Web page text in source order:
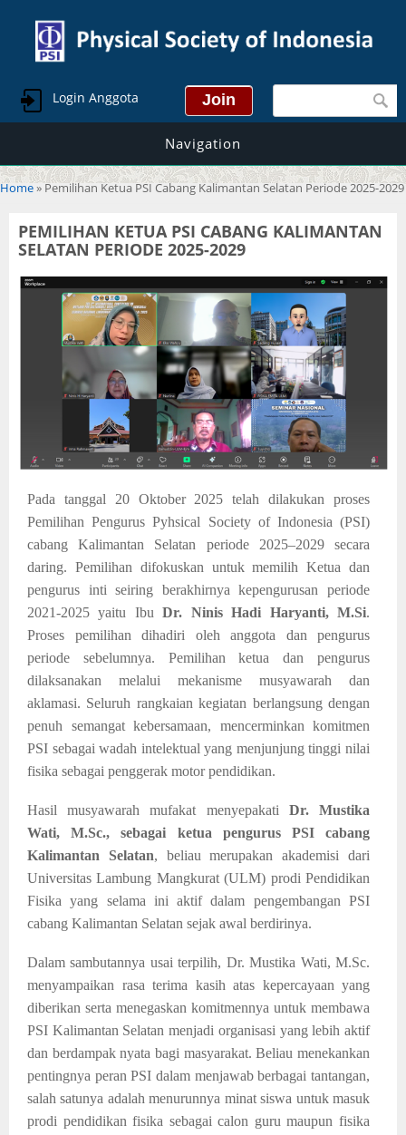
Login Anggota Search form
Navigation
You are here
Home» Pemilihan Ketua PSI Cabang Kalimantan Selatan Periode 2025-2029
PEMILIHAN KETUA PSI CABANG KALIMANTAN
SELATAN PERIODE 2025-2029
Pada tanggal 20 Oktober 2025 telah dilakukan proses
Pemilihan Pengurus Pyhsical Society of Indonesia (PSI)
cabang Kalimantan Selatan periode 2025–2029 secara
daring. Pemilihan difokuskan untuk memilih Ketua dan
pengurus inti seiring berakhirnya kepengurusan periode
2021-2025 yaitu IbuDr. Ninis Hadi Haryanti, M.Si.
Proses pemilihan dihadiri oleh anggota dan pengurus
periode sebelumnya. Pemilihan ketua dan pengurus
dilaksanakan melalui mekanisme musyawarah dan
aklamasi. Seluruh rangkaian kegiatan berlangsung dengan
penuh semangat kebersamaan, mencerminkan komitmen
PSI sebagai wadah intelektual yang menjunjung tinggi nilai
fisika sebagai penggerak motor pendidikan.
Hasil musyawarah mufakat menyepakati Dr. Mustika
Wati, M.Sc., sebagai ketua pengurus PSI cabang
Kalimantan Selatan, beliau merupakan akademisi dari
Universitas Lambung Mangkurat (ULM) prodi Pendidikan
Fisika yang selama ini aktif dalam pengembangan PSI
cabang Kalimantan Selatan sejak awal berdirinya.
Dalam sambutannya usai terpilih, Dr. Mustika Wati, M.Sc.
menyampaikan rasa terima kasih atas kepercayaan yang
diberikan serta menegaskan komitmennya untuk membawa
PSI Kalimantan Selatan menjadi organisasi yang lebih aktif
dan berdampak nyata bagi masyarakat. Beliau menekankan
pentingnya peran PSI dalam menjawab berbagai tantangan,
salah satunya adalah menurunnya minat siswa untuk masuk
prodi pendidikan fisika sebagai calon guru maupun fisika